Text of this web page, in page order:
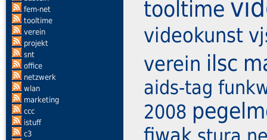
fem-net
tooltime
verein
projekt
snt
office
netzwerk
wlan
marketing
ccc
istuff
c3
tooltime
videokunst
verein ilsc
aids-tag
2008
fiwak stura